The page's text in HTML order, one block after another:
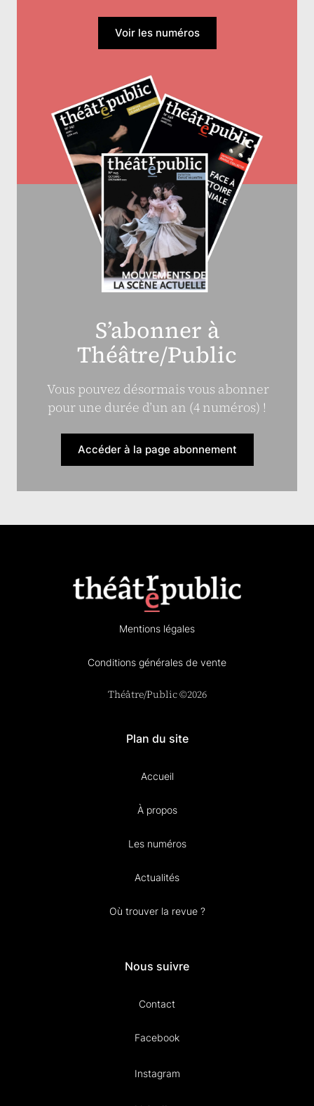
Voir les numéros
S’abonner à
Théâtre/Public
Vous pouvez désormais vous abonner
pour une durée d’un an (4 numéros) !
Accéder à la page abonnement
Mentions légales
Conditions générales de vente
Théâtre/Public ©2026
Plan du site
Accueil
À propos
Les numéros
Actualités
Où trouver la revue ?
Nous suivre
Contact
Facebook
Instagram